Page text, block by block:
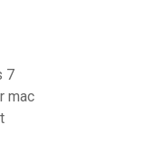
7
mac